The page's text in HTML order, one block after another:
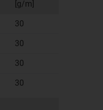
[g/m]
30
30
30
30